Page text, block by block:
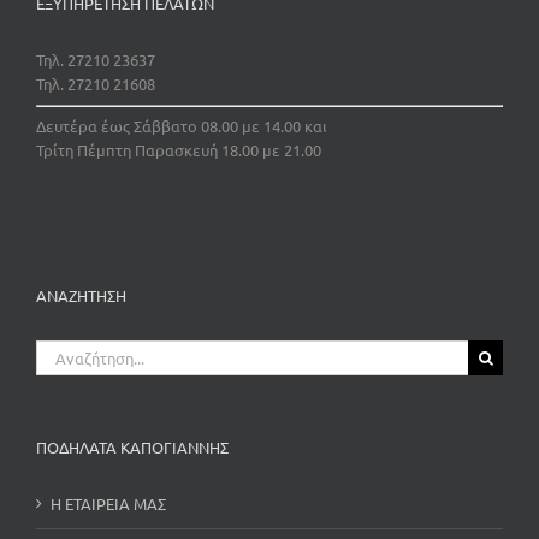
Τηλ. 27210 23637
Τηλ. 27210 21608
Δευτέρα έως Σάββατο 08.00 με 14.00 και
Τρίτη Πέμπτη Παρασκευή 18.00 με 21.00
ΑΝΑΖΗΤΗΣΗ
Αναζήτηση
για:
ΠΟΔΗΛΑΤΑ ΚΑΠΟΓΙΑΝΝΗΣ
Η ΕΤΑΙΡΕΙΑ ΜΑΣ